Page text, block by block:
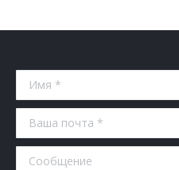
Имя *
Ваша почта *
Сообщение